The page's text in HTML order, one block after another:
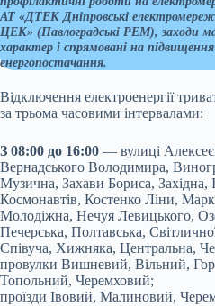
АТ «ДТЕК Дніпровські
ЦЕК» (Павлоградські РЕМ), заходи
характер і спрямовані на
енергопостачання.
Відключення електроенергії
за трьома часовими інтервалами:
З 08:00 до 16:00 — вулиці
Вернадського Володимира,
Музична, Захави Бориса, Західна,
Космонавтів, Костенко Ліни,
Молодіжна, Нечуя Левицького,
Печерська, Полтавська,
Співуча, Хижняка, Центральна,
провулки Вишневий, Вільний,
Топольний, Черемховий;
проїзди Івовий, Малиновий,